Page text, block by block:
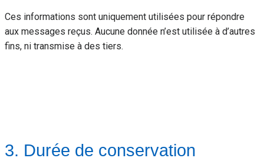
Ces informations sont uniquement utilisées pour répondre
aux messages reçus. Aucune donnée n’est utilisée à d’autres
fins, ni transmise à des tiers.
3. Durée de conservation